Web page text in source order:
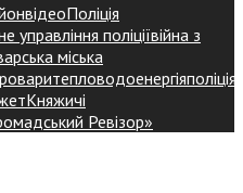
відеоПоліція
управління поліціївійна з
міська
поліція
Княжичі
Ревізор»